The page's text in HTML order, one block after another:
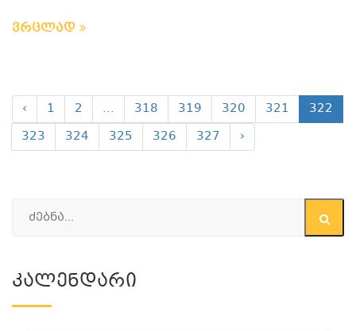
ვრცლად
‹ 1 2 ... 318 319 320 321
322
323
324 325 326 327 ›
Კალენდარი